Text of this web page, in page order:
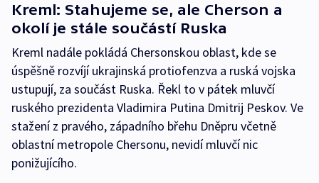
Kreml: Stahujeme se, ale Cherson a
okolí je stále součástí Ruska
Kreml nadále pokládá Chersonskou oblast, kde se
úspěšně rozvíjí ukrajinská protiofenzva a ruská vojska
ustupují, za součást Ruska. Řekl to v pátek mluvčí
ruského prezidenta Vladimira Putina Dmitrij Peskov. Ve
stažení z pravého, západního břehu Dněpru včetně
oblastní metropole Chersonu, nevidí mluvčí nic
ponižujícího.